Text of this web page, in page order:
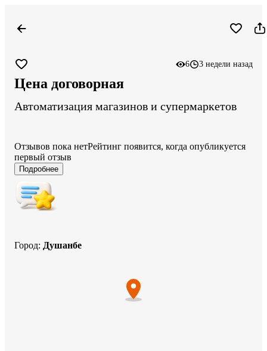
6 3 недели назад
Цена договорная
Автоматизация магазинов и супермаркетов
Отзывов пока нетРейтинг появится, когда опубликуется
первый отзыв
Подробнее
Город: Душанбе